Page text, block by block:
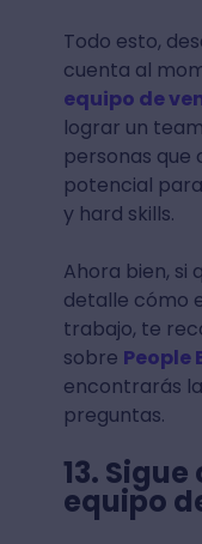
Todo esto,
cuenta al
equipo de
lograr un
personas que
potencial
y hard skills.
Ahora bien, si
detalle cómo
trabajo, te
sobre People
encontrarás
preguntas.
13.
equipo